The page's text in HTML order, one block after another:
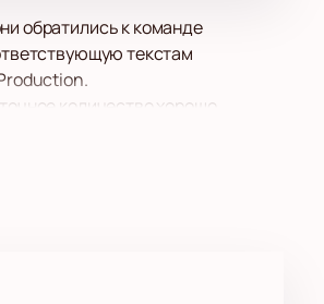
обратились к команде
текстам
количество хорошо